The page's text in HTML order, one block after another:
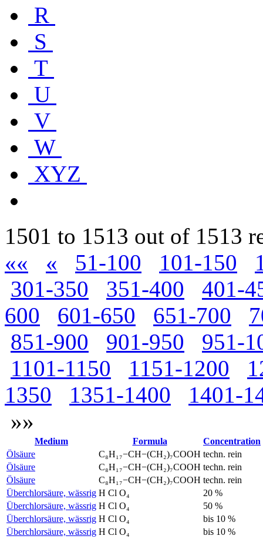
R
S
T
U
V
W
XYZ
1501 to 1513 out of 1513
««
« 51-100 101-150
301-350
351-400
401-
600
601-650 651-700
851-900
901-950
951-
1101-1150
1151-1200
1350
1351-1400
1401-
»»
Medium Formula
Concentration
Ölsäure
C₈H₁₇−CH−(CH₂)₇COOH techn. rein
Ölsäure
C₈H₁₇−CH−(CH₂)₇COOH techn. rein
Ölsäure
C₈H₁₇−CH−(CH₂)₇COOH techn. rein
Überchlorsäure, wässrig H Cl O₄
20 %
Überchlorsäure, wässrig H Cl O₄
50 %
Überchlorsäure, wässrig H Cl O₄
bis 10 %
Überchlorsäure, wässrig H Cl O₄
bis 10 %